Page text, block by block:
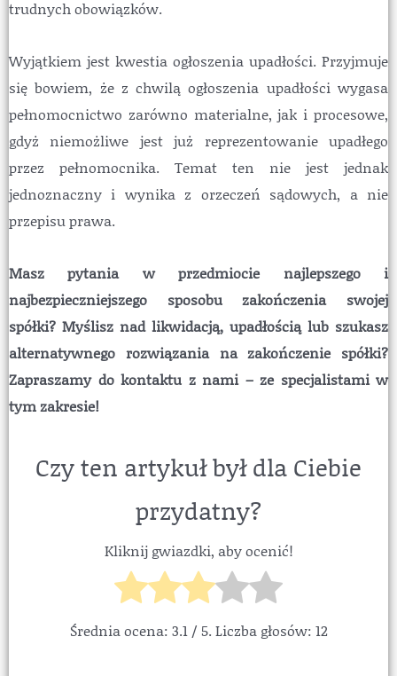
trudnych obowiązków.
Wyjątkiem jest kwestia ogłoszenia upadłości. Przyjmuje
się bowiem, że z chwilą ogłoszenia upadłości wygasa
pełnomocnictwo zarówno materialne, jak i procesowe,
gdyż niemożliwe jest już reprezentowanie upadłego
przez pełnomocnika. Temat ten nie jest jednak
jednoznaczny i wynika z orzeczeń sądowych, a nie
przepisu prawa.
Masz pytania w przedmiocie najlepszego i
najbezpieczniejszego sposobu zakończenia swojej
spółki? Myślisz nad likwidacją, upadłością lub szukasz
alternatywnego rozwiązania na zakończenie spółki?
Zapraszamy do kontaktu z nami – ze specjalistami w
tym zakresie!
Czy ten artykuł był dla Ciebie
przydatny?
Kliknij gwiazdki, aby ocenić!
Średnia ocena: 3.1/ 5. Liczba głosów: 12